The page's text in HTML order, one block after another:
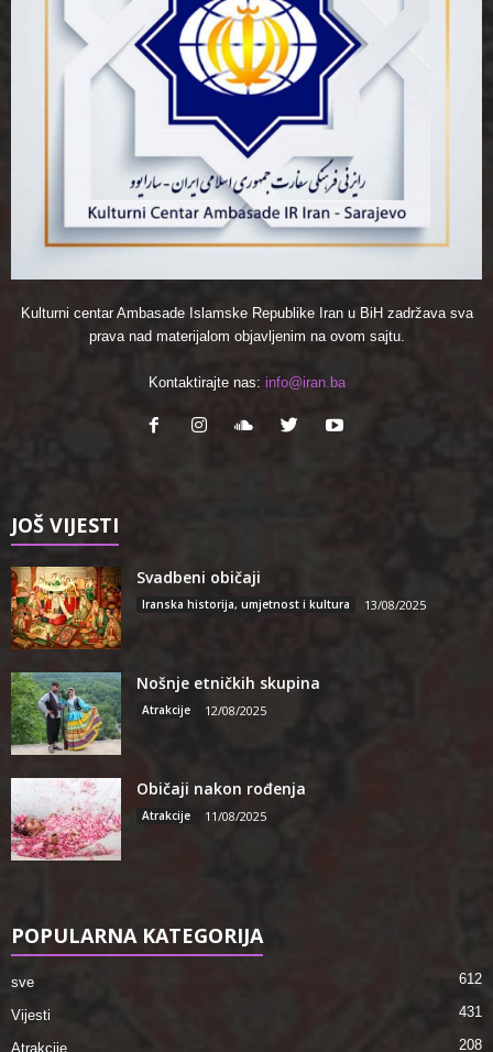
Kulturni centar Ambasade Islamske Republike Iran u BiH zadržava sva
prava nad materijalom objavljenim na ovom sajtu.
Kontaktirajte nas: info@iran.ba
JOŠ VIJESTI
Svadbeni običaji
Iranska historija, umjetnost i kultura 13/08/2025
Nošnje etničkih skupina
Atrakcije 12/08/2025
Običaji nakon rođenja
Atrakcije 11/08/2025
POPULARNA KATEGORIJA
sve 612
Vijesti 431
Atrakcije 208